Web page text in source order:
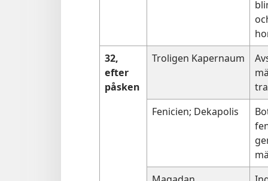
32,
efter
påsken
Troligen Kapernaum
Fenicien; Dekapolis